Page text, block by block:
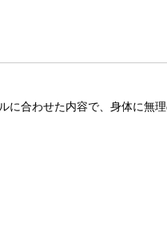
に合わせた内容で、身体に無